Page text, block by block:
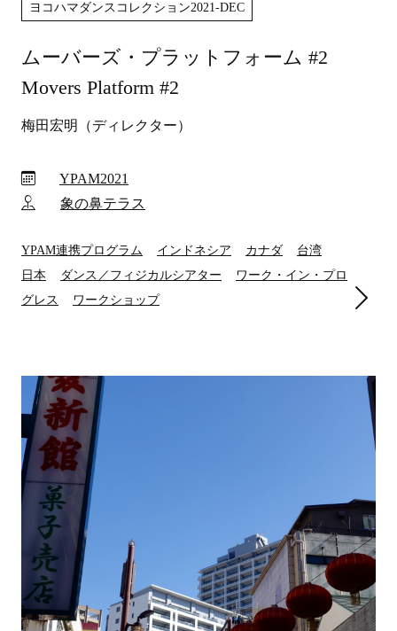
ヨコハマダンスコレクション2021-DEC
ムーバーズ・プラットフォーム #2
Movers Platform #2
梅田宏明（ディレクター）
YPAM2021
象の鼻テラス
YPAM連携プログラム インドネシア カナダ
台湾
日本
ダンス／フィジカルシアター
ワーク・イン・プロ
グレス
ワークショップ